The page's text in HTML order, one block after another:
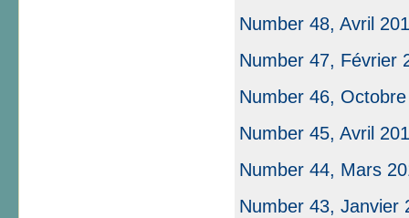
Number 48, Avril
Number 47, Février
Number 46,
Number 45, Avril
Number 44, Mars
Number 43,